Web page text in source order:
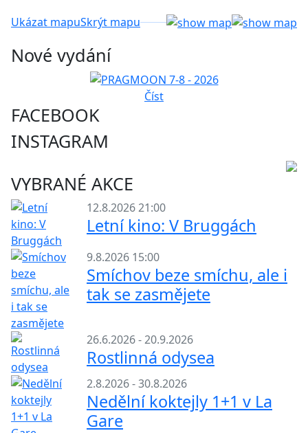
Ukázat mapuSkrýt mapu
Nové vydání
Číst
FACEBOOK
INSTAGRAM
VYBRANÉ AKCE
12.8.2026 21:00
Letní kino: V Bruggách
9.8.2026 15:00
Smíchov beze smíchu, ale i
tak se zasmějete
26.6.2026 - 20.9.2026
Rostlinná odysea
2.8.2026 - 30.8.2026
Nedělní koktejly 1+1 v La
Gare